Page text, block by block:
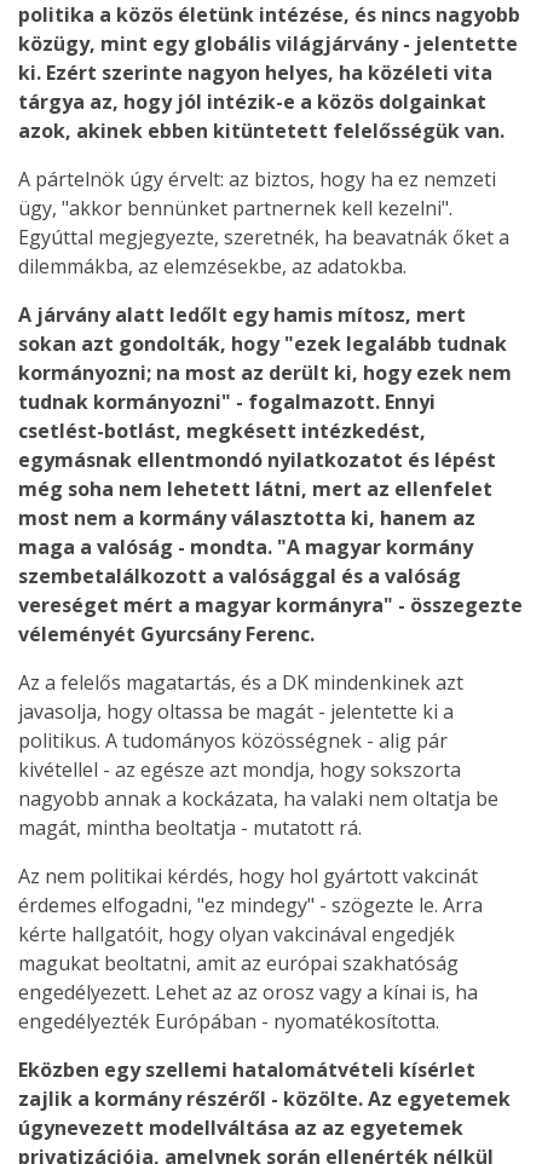
politika a közös életünk intézése, és nincs nagyobb
közügy, mint egy globális világjárvány - jelentette
ki. Ezért szerinte nagyon helyes, ha közéleti vita
tárgya az, hogy jól intézik-e a közös dolgainkat
azok, akinek ebben kitüntetett felelősségük van.
A pártelnök úgy érvelt: az biztos, hogy ha ez nemzeti
ügy, "akkor bennünket partnernek kell kezelni".
Egyúttal megjegyezte, szeretnék, ha beavatnák őket a
dilemmákba, az elemzésekbe, az adatokba.
A járvány alatt ledőlt egy hamis mítosz, mert
sokan azt gondolták, hogy "ezek legalább tudnak
kormányozni; na most az derült ki, hogy ezek nem
tudnak kormányozni" - fogalmazott. Ennyi
csetlést-botlást, megkésett intézkedést,
egymásnak ellentmondó nyilatkozatot és lépést
még soha nem lehetett látni, mert az ellenfelet
most nem a kormány választotta ki, hanem az
maga a valóság - mondta. "A magyar kormány
szembetalálkozott a valósággal és a valóság
vereséget mért a magyar kormányra" - összegezte
véleményét Gyurcsány Ferenc.
Az a felelős magatartás, és a DK mindenkinek azt
javasolja, hogy oltassa be magát - jelentette ki a
politikus. A tudományos közösségnek - alig pár
kivétellel - az egésze azt mondja, hogy sokszorta
nagyobb annak a kockázata, ha valaki nem oltatja be
magát, mintha beoltatja - mutatott rá.
Az nem politikai kérdés, hogy hol gyártott vakcinát
érdemes elfogadni, "ez mindegy" - szögezte le. Arra
kérte hallgatóit, hogy olyan vakcinával engedjék
magukat beoltatni, amit az európai szakhatóság
engedélyezett. Lehet az az orosz vagy a kínai is, ha
engedélyezték Európában - nyomatékosította.
Eközben egy szellemi hatalomátvételi kísérlet
zajlik a kormány részéről - közölte. Az egyetemek
úgynevezett modellváltása az az egyetemek
privatizációja, amelynek során ellenérték nélkül